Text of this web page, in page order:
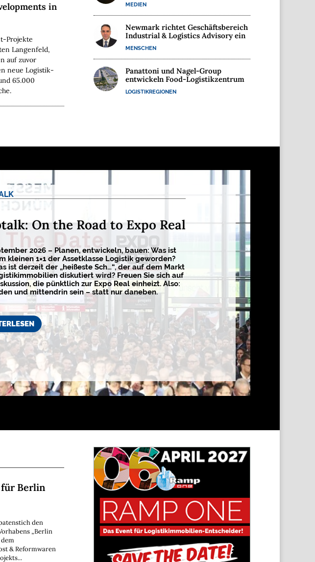
in
Projekte
Langenfeld,
auf zuvor
neue Logistik-
65.000
MEDIEN
Newmark richtet Geschäftsbereich
Industrial & Logistics Advisory ein
MENSCHEN
Panattoni und Nagel-Group
entwickeln Food-Logistikzentrum
LOGISTIKREGIONEN
On the Road to Expo Real
2026 – Planen, entwickeln, bauen: Was ist
kleinen 1×1 der Assetklasse Logistik geworden?
ist derzeit der „heißeste Sch…“, der auf dem Markt
diskutiert wird? Freuen Sie sich auf
die pünktlich zur Expo Real einheizt. Also:
und mittendrin sein – statt nur daneben.
Berlin
den
„Berlin
& Reformwaren